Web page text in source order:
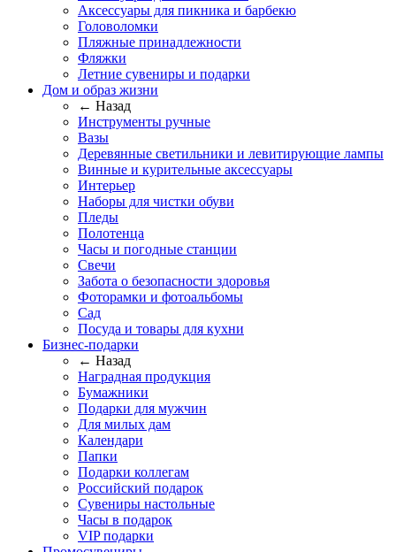
Аксессуары для пикника и барбекю
Головоломки
Пляжные принадлежности
Фляжки
Летние сувениры и подарки
Дом и образ жизни
← Назад
Инструменты ручные
Вазы
Деревянные светильники и левитирующие лампы
Винные и курительные аксессуары
Интерьер
Наборы для чистки обуви
Пледы
Полотенца
Часы и погодные станции
Свечи
Забота о безопасности здоровья
Фоторамки и фотоальбомы
Сад
Посуда и товары для кухни
Бизнес-подарки
← Назад
Наградная продукция
Бумажники
Подарки для мужчин
Для милых дам
Календари
Папки
Подарки коллегам
Российский подарок
Сувениры настольные
Часы в подарок
VIP подарки